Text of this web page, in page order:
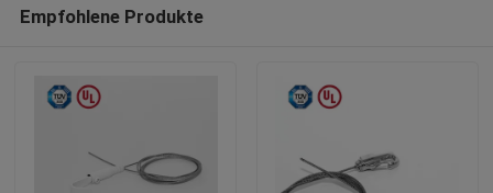
Empfohlene Produkte